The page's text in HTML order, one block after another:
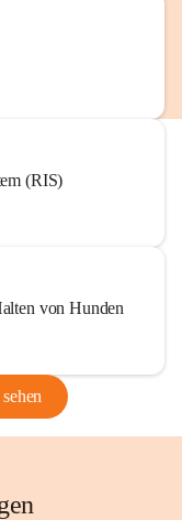
(RIS)
von Hunden